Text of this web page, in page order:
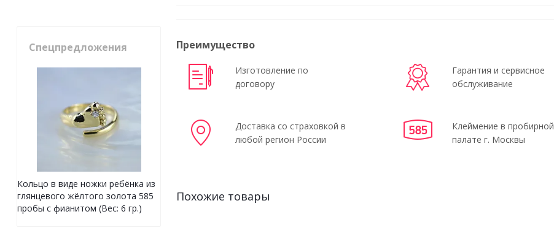
Преимущество
Изготовление по
договору
Гарантия и сервисное
обслуживание
Доставка со страховкой в
любой регион России
Клеймение в пробирной
палате г. Москвы
Похожие товары
Спецпредложения
Кольцо в виде ножки ребёнка из
глянцевого жёлтого золота 585
пробы с фианитом (Вес: 6 гр.)